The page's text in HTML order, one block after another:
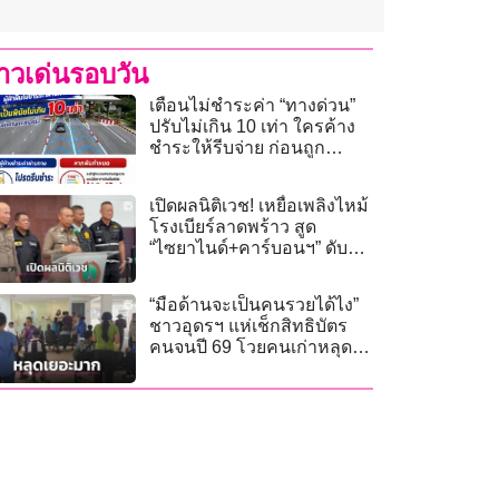
วเด่นรอบวัน
เตือนไม่ชำระค่า “ทางด่วน”
ปรับไม่เกิน 10 เท่า ใครค้าง
ชำระให้รีบจ่าย ก่อนถูก
เปิดผลนิติเวช! เหยื่อเพลิงไหม้
โรงเบียร์ลาดพร้าว สูด
“ไซยาไนด์+คาร์บอนฯ” ดับ
“มือด้านจะเป็นคนรวยได้ไง”
ชาวอุดรฯ แห่เช็กสิทธิบัตร
คนจนปี 69 โวยคนเก่าหลุด